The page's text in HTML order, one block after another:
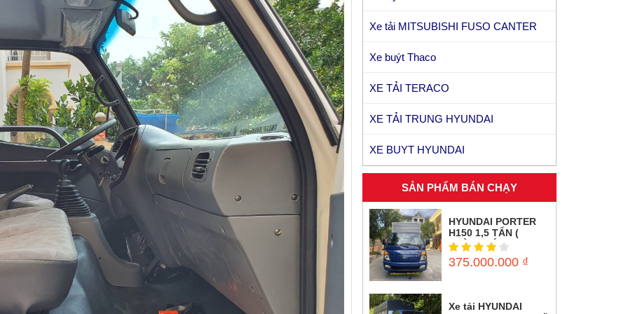
3 Hatchback
KIA CERATO 1.6MT 2020
Kia Morning Si 1.25
Xe tải MITSUBISHI FUSO CANTER
Xe buýt Thaco
XE TẢI TERACO
XE TẢI TRUNG HYUNDAI
XE BUYT HYUNDAI
SẢN PHẨM BÁN CHẠY
HYUNDAI PORTER
H150 1,5 TẤN (
THÙNG KÍN INOX)
375.000.000 ₫
Xe tải HYUNDAI